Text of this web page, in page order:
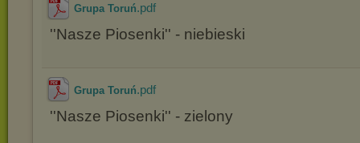
Grupa Toruń.pdf
''Nasze Piosenki'' - niebieski
Grupa Toruń.pdf
''Nasze Piosenki'' - zielony